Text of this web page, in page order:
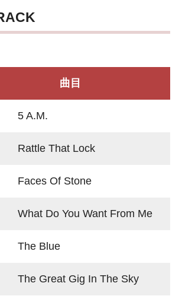
曲目
A.M.
That Lock
Of Stone
Do You Want From Me
Blue
Great Gig In The Sky